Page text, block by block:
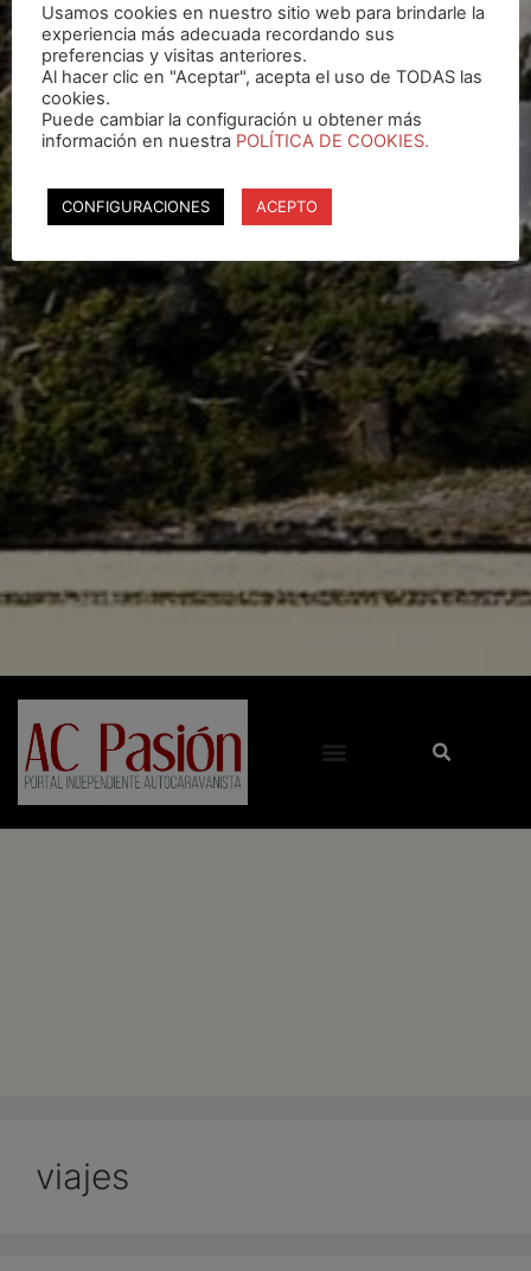
viajes
Usamos cookies en nuestro sitio web para brindarle la
experiencia más adecuada recordando sus
preferencias y visitas anteriores.
Al hacer clic en "Aceptar", acepta el uso de TODAS las
cookies.
Puede cambiar la configuración u obtener más
información en nuestra POLÍTICA DE COOKIES.
CONFIGURACIONES ACEPTO